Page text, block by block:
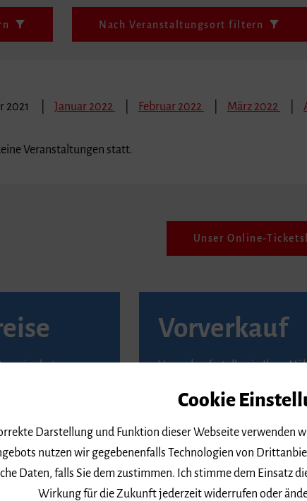
Nach Veranstaltungsort filtern
2021 Januar 2022 Februar 2022 März 2022
Veranstaltungen statt.
Unser Online-
betragen
und
gegen Vorlage
6 € für
zur Förderung
e. V.
Vorverkauf
Vorverkaufsstellen in Ihrer
79098 Freiburg
Cookie
Darstellung und Funktion dieser Webseite verwenden
nutzen wir gegebenenfalls Technologien von
Daten, falls Sie dem zustimmen. Ich stimme dem Einsatz
Wirkung für die Zukunft jederzeit widerrufen oder